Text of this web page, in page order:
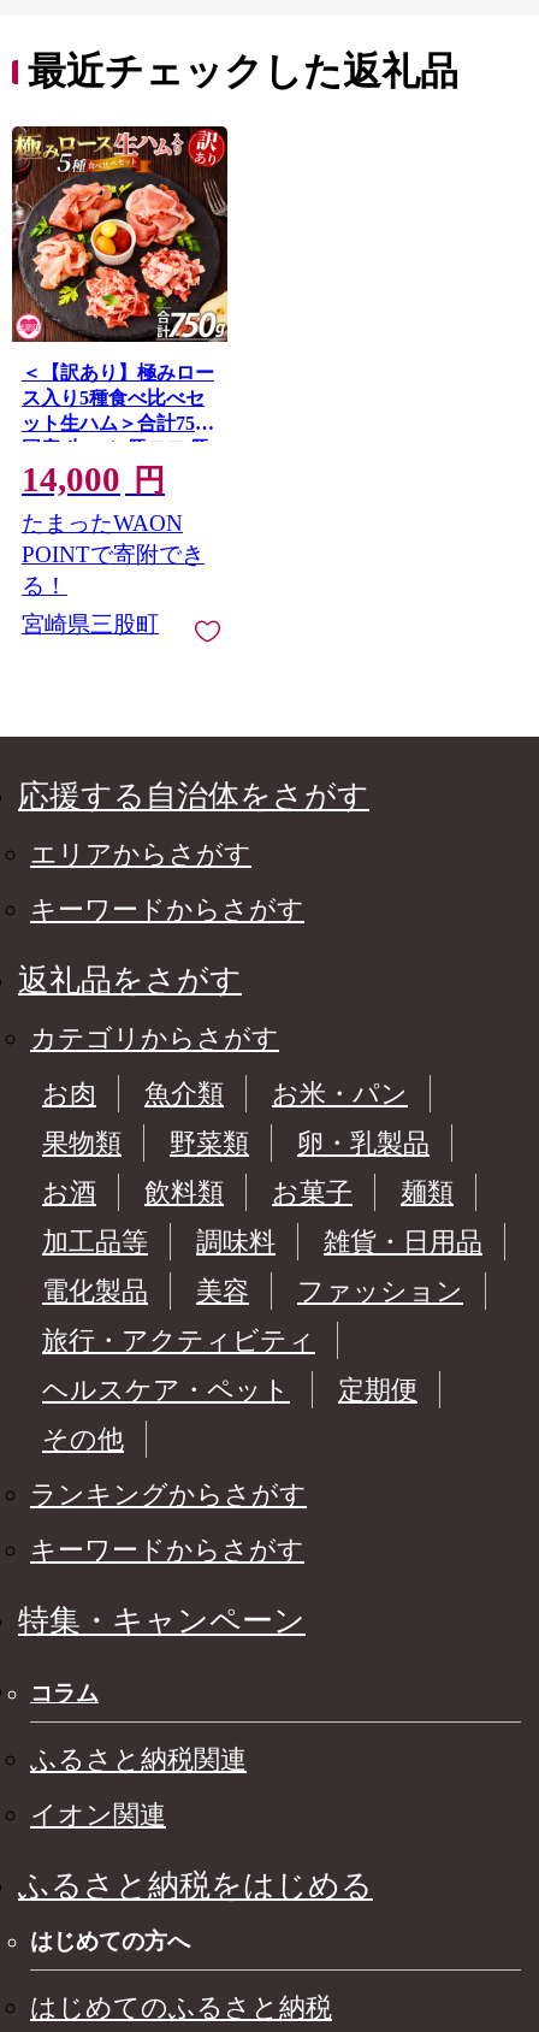
最近チェックした返礼品
＜【訳あり】極みロー
ス入り5種食べ比べセ
ット生ハム＞合計750g
国産 生ハム 豚モモ 豚
ロース 豚肩ロース 豚
バラ スライス コッパ
スライス パンチェッ
タ サラダ スープ パス
タ 訳アリ ご家庭用 家
庭用 セット 詰め合わ
せ 【MI735-pl】【株式
14,000 円
たまったWAON
POINTで寄附でき
る！
宮崎県三股町
応援する自治体をさがす
エリアからさがす
キーワードからさがす
返礼品をさがす
カテゴリからさがす
お肉
魚介類
お米・パン
果物類
野菜類
卵・乳製品
お酒
飲料類 お菓子
麺類
加工品等
調味料
雑貨・日用品
電化製品
美容
ファッション
旅行・アクティビティ
ヘルスケア・ペット
定期便
その他
ランキングからさがす
キーワードからさがす
特集・キャンペーン
コラム
ふるさと納税関連
イオン関連
ふるさと納税をはじめる
はじめての方へ
はじめてのふるさと納税